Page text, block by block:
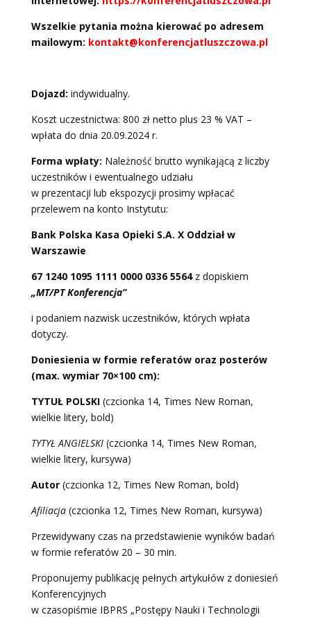
Wszelkie pytania można kierować po adresem
mailowym: kontakt@konferencjatluszczowa.pl
Dojazd: indywidualny.
Koszt uczestnictwa: 800 zł netto plus 23 % VAT –
wpłata do dnia 20.09.2024 r.
Forma wpłaty: Należność brutto wynikającą z liczby
uczestników i ewentualnego udziału
w prezentacji lub ekspozycji prosimy wpłacać
przelewem na konto Instytutu:
Bank Polska Kasa Opieki S.A. X Oddział w
Warszawie
67 1240 1095 1111 0000 0336 5564 z dopiskiem
„MT/PT Konferencja”
i podaniem nazwisk uczestników, których wpłata
dotyczy.
Doniesienia w formie referatów oraz posterów
(max. wymiar 70×100 cm):
TYTUŁ POLSKI(czcionka 14, Times New Roman,
wielkie litery, bold)
TYTYŁ ANGIELSKI(czcionka 14, Times New Roman,
wielkie litery, kursywa)
Autor(czcionka 12, Times New Roman, bold)
Afiliacja(czcionka 12, Times New Roman, kursywa)
Przewidywany czas na przedstawienie wyników badań
w formie referatów 20 – 30 min.
Proponujemy publikację pełnych artykułów z doniesień
Konferencyjnych
w czasopiśmie IBPRS „Postępy Nauki i Technologii